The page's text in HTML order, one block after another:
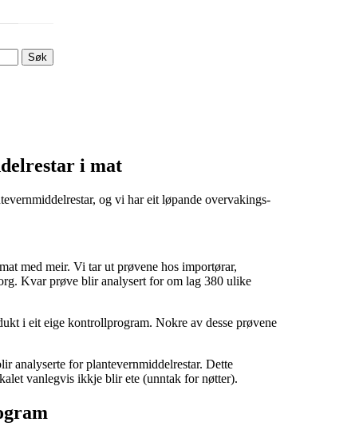
Søk
i mat
og vi har eit løpande overvakings-
med meir. Vi tar ut prøvene hos importørar,
Kvar prøve blir analysert for om lag 380 ulike
i eit eige kontroll­program. Nokre av desse prøvene
analyserte for plantevernmiddel­restar. Dette
vanlegvis ikkje blir ete (unntak for nøtter).